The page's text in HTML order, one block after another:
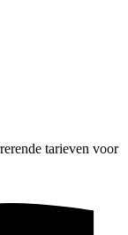
tarieven voor